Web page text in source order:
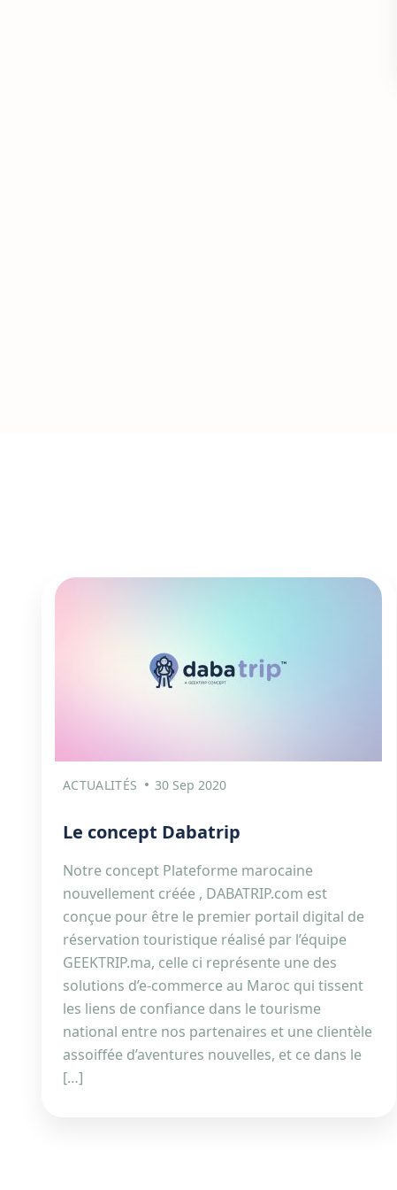
ACTUALITÉS 30 Sep 2020
Le concept Dabatrip
Notre concept Plateforme marocaine
nouvellement créée , DABATRIP.com est
conçue pour être le premier portail digital de
réservation touristique réalisé par l’équipe
GEEKTRIP.ma, celle ci représente une des
solutions d’e-commerce au Maroc qui tissent
les liens de confiance dans le tourisme
national entre nos partenaires et une clientèle
assoiffée d’aventures nouvelles, et ce dans le
[…]